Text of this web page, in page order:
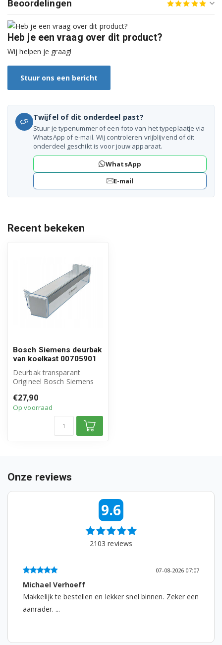
Bosch KGV36EW32/06
Bosch KGV36EW32/08
Bosch KGV36VI30X/01
Bosch KGV36VI30X/02
Bosch KGV36VI30X/05
Bosch KGV36VI30X/06
Bosch KGV36VI30X/07
Bosch KGV36VW30X/01
Bosch KGV36VW30X/02
Bosch KGV36VW30X/04
Bosch KGV36VW30X/07
Bosch KGV39EI31/03
Bosch KGV39EI31/06
Bosch KGV39EW31/04
Bosch KGV39VI30X/01
Bosch KGV39VI30X/02
Bosch KGV39VI30X/06
Bosch KGV39VW30X/03
Beoordelingen
Heb je een vraag over dit product?
Wij helpen je graag!
Stuur ons een bericht
Twijfel of dit onderdeel past?
Stuur je typenummer of een foto van het typeplaatje via
WhatsApp of e-mail. Wij controleren vrijblijvend of dit
onderdeel geschikt is voor jouw apparaat.
WhatsApp
E-mail
Recent bekeken
Bosch Siemens deurbak
van koelkast 00705901
Deurbak transparant
Origineel Bosch Siemens
Artikelnummer: 00705901
€27,90
Op voorraad
Onze reviews
9.6
2103 reviews
07-08-2026 07:07
Michael Verhoeff
Makkelijk te bestellen en lekker snel binnen. Zeker een
aanrader. ...